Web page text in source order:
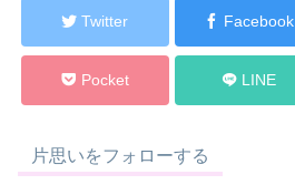
Twitter Facebook
Pocket LINE
片思いをフォローする